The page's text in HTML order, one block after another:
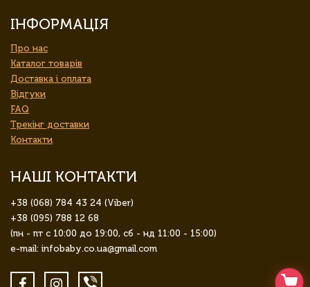
ІНФОРМАЦІЯ
Про нас
Каталог товарів
Доставка і оплата
Відгуки
FAQ
Трекінг доставки
Контакти
НАШІ КОНТАКТИ
+38 (068) 784 43 24 (Viber)
+38 (095) 788 12 68
(пн - пт с 10:00 до 19:00, сб - нд 11:00 - 15:00)
e-mail: infobaby.co.ua@gmail.com